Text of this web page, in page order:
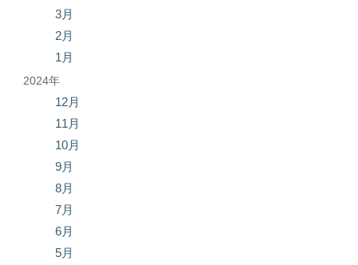
3月
2月
1月
2024年
12月
11月
10月
9月
8月
7月
6月
5月